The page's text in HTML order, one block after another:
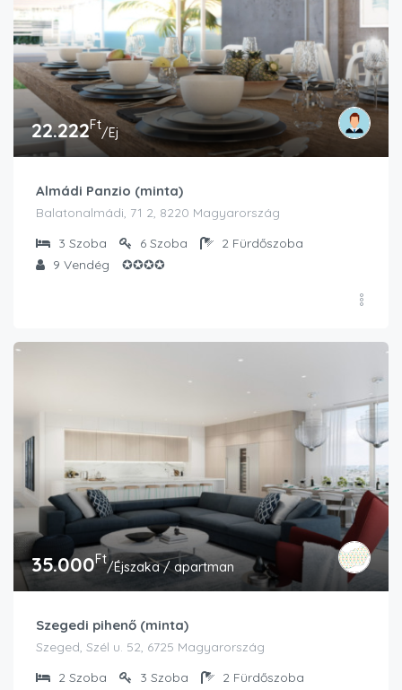
22.222Ft/Ej
Almádi Panzio (minta)
Balatonalmádi, 71 2, 8220 Magyarország
3 Szoba 6 Szoba 2 Fürdőszoba
9 Vendég ✪✪✪✪
35.000Ft/Éjszaka / apartman
Szegedi pihenő (minta)
Szeged, Szél u. 52, 6725 Magyarország
2 Szoba 3 Szoba 2 Fürdőszoba